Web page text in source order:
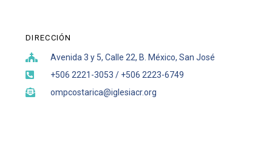
DIRECCIÓN
Avenida 3 y 5, Calle 22, B. México, San José
+506 2221-3053 / +506 2223-6749
ompcostarica@iglesiacr.org